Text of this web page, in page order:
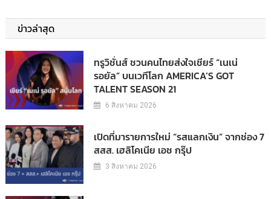
ข่าวล่าสุด
ทรูวิชั่นส์ ชวนคนไทยส่งใจเชียร์ “เนเน่
รอยัล” บนเวทีโลก AMERICA’S GOT
TALENT SEASON 21
6 สิงหาคม 2026
เปิดที่มารายการใหม่ “รสแลกเงิน” จากช่อง 7
สสส. เฮลิโคเนีย เอช กรุ๊ป
3 สิงหาคม 2026